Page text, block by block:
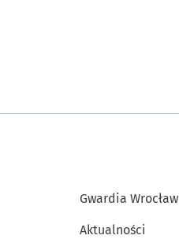
Gwardia Wrocław
Aktualności